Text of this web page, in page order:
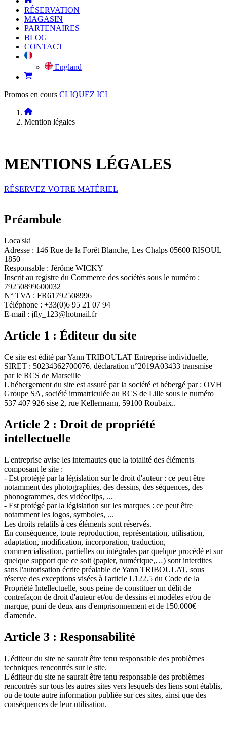
RÉSERVATION
MAGASIN
PARTENAIRES
BLOG
CONTACT
England
Promos en cours CLIQUEZ ICI
Mention légales
MENTIONS LÉGALES
RÉSERVEZ VOTRE MATÉRIEL
Préambule
Loca'ski
Adresse : 146 Rue de la Forêt Blanche, Les Chalps 05600 RISOUL
1850
Responsable : Jérôme WICKY
Inscrit au registre du Commerce des sociétés sous le numéro :
79250899600032
N° TVA : FR61792508996
Téléphone : +33(0)6 95 21 07 94
E-mail : jfly_123@hotmail.fr
Article 1 : Éditeur du site
Ce site est édité par Yann TRIBOULAT Entreprise individuelle,
SIRET : 50234362700076, déclaration n°2019A03433 transmise
par le RCS de Marseille
L'hébergement du site est assuré par la société et hébergé par : OVH
Groupe SA, société immatriculée au RCS de Lille sous le numéro
537 407 926 sise 2, rue Kellermann, 59100 Roubaix..
Article 2 : Droit de propriété
intellectuelle
L'entreprise avise les internautes que la totalité des éléments
composant le site :
- Est protégé par la législation sur le droit d'auteur : ce peut être
notamment des photographies, des dessins, des séquences, des
phonogrammes, des vidéoclips, ...
- Est protégé par la législation sur les marques : ce peut être
notamment les logos, symboles, ...
Les droits relatifs à ces éléments sont réservés.
En conséquence, toute reproduction, représentation, utilisation,
adaptation, modification, incorporation, traduction,
commercialisation, partielles ou intégrales par quelque procédé et sur
quelque support que ce soit (papier, numérique,…) sont interdites
sans l'autorisation écrite préalable de Yann TRIBOULAT, sous
réserve des exceptions visées à l'article L122.5 du Code de la
Propriété Intellectuelle, sous peine de constituer un délit de
contrefaçon de droit d'auteur et/ou de dessins et modèles et/ou de
marque, puni de deux ans d'emprisonnement et de 150.000€
d'amende.
Article 3 : Responsabilité
L'éditeur du site ne saurait être tenu responsable des problèmes
techniques rencontrés sur le site.
L'éditeur du site ne saurait être tenu responsable des problèmes
rencontrés sur tous les autres sites vers lesquels des liens sont établis,
ou de toute autre information publiée sur ces sites, ainsi que des
conséquences de leur utilisation.